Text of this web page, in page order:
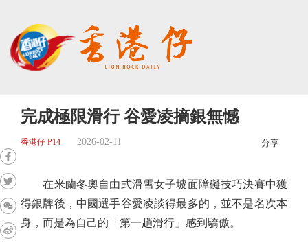
完成極限滑行 谷愛凌摘銀無憾
香港仔 P14 2026-02-11 分享
在米蘭冬奧自由式滑雪女子坡面障礙技巧決賽中獲
得銀牌後，中國選手谷愛凌談得最多的，並不是名次本
身，而是為自己的「第一趟滑行」感到驕傲。